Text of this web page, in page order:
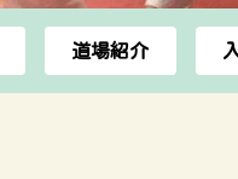
道場紹介